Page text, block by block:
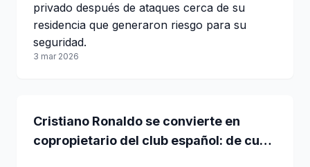
privado después de ataques cerca de su
residencia que generaron riesgo para su
seguridad.
3 mar 2026
Cristiano Ronaldo se convierte en
copropietario del club español: de cuál